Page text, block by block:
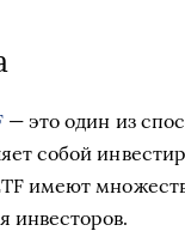
— это один из
собой
имеют
инвесторов.